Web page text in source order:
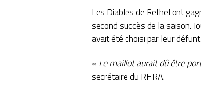
Les Diables de Rethel ont
second succès de la saison.
avait été choisi par leur
« Le maillot aurait dû être
secrétaire du RHRA.